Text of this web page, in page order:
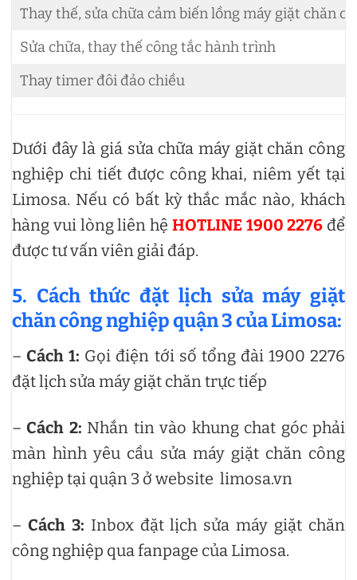
Thay thế, sửa chữa cảm biến lồng máy giặt chăn
Sửa chữa, thay thế công tắc hành trình
Thay timer đôi đảo chiều
Dưới đây là giá sửa chữa máy giặt chăn công
nghiệp chi tiết được công khai, niêm yết tại
Limosa. Nếu có bất kỳ thắc mắc nào, khách
hàng vui lòng liên hệ HOTLINE 1900 2276 để
được tư vấn viên giải đáp.
5. Cách thức đặt lịch sửa máy giặt
chăn công nghiệp quận 3 của Limosa:
–Cách 1: Gọi điện tới số tổng đài 1900 2276
đặt lịch sửa máy giặt chăn trực tiếp
–Cách 2: Nhắn tin vào khung chat góc phải
màn hình yêu cầu sửa máy giặt chăn công
nghiệp tại quận 3 ở website limosa.vn
– Cách 3: Inbox đặt lịch sửa máy giặt chăn
công nghiệp qua fanpage của Limosa.